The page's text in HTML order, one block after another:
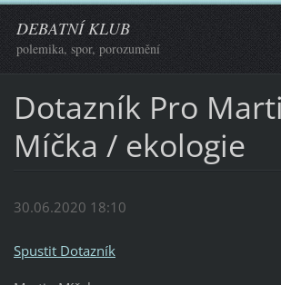
DEBATNÍ KLUB
polemika, spor, porozumění
Dotazník Pro
Míčka / ekologie
30.06.2020 18:10
Spustit Dotazník